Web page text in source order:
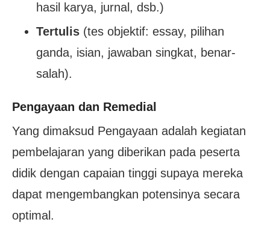
hasil karya, jurnal, dsb.)
Tertulis (tes objektif: essay, pilihan
ganda, isian, jawaban singkat, benar-
salah).
Pengayaan dan Remedial
Yang dimaksud Pengayaan adalah kegiatan
pembelajaran yang diberikan pada peserta
didik dengan capaian tinggi supaya mereka
dapat mengembangkan potensinya secara
optimal.